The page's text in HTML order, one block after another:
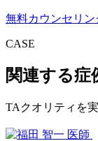
無料カウンセリン
CASE
関連する症
TAクオリティを